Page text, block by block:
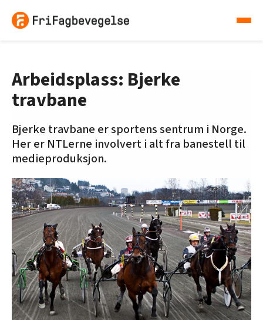
Arbeidsplass: Bjerke
travbane
Bjerke travbane er sportens sentrum i Norge.
Her er NTLerne involvert i alt fra banestell til
medieproduksjon.